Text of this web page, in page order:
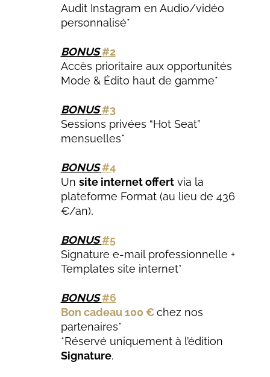
Audit Instagram en Audio/vidéo
personnalisé*
BONUS #2
Accès prioritaire aux opportunités
Mode & Édito haut de gamme*
BONUS #3
Sessions privées “Hot Seat”
mensuelles*
BONUS #4
Un site internet offertvia la
plateforme Format (au lieu de 436
€/an),
BONUS #5
Signature e-mail professionnelle +
Templates site internet*
BONUS #6
Bon cadeau 100 € chez nos
partenaires*
*Réservé uniquement à l’édition
Signature.